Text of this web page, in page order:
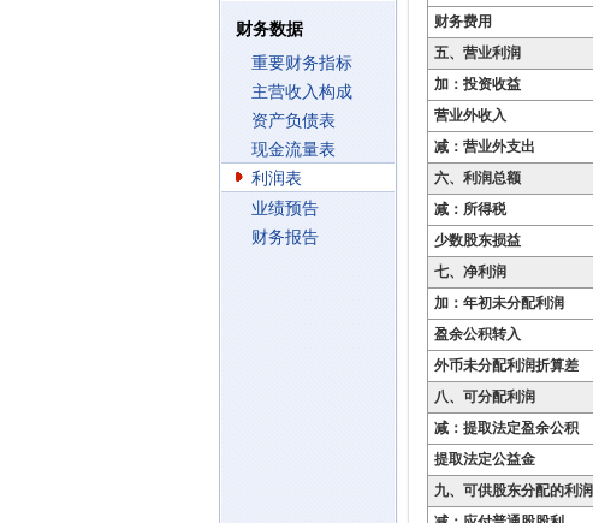
财务数据
重要财务指标
主营收入构成
资产负债表
现金流量表
利润表
业绩预告
财务报告
财务费用
五、营业利润
加：投资收益
营业外收入
减：营业外支出
六、利润总额
减：所得税
少数股东损益
七、净利润
加：年初未分配利润
盈余公积转入
外币未分配利润折算差
八、可分配利润
减：提取法定盈余公积
提取法定公益金
九、可供股东分配的利润